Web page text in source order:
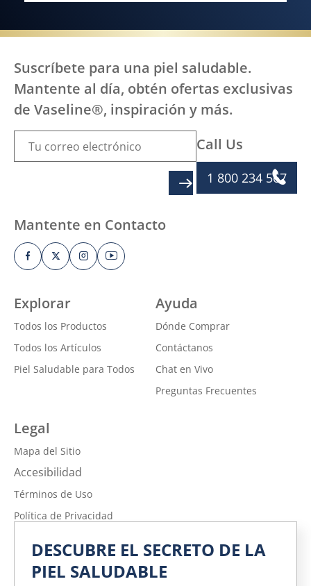
Explorar
Todos los Productos
Todos los Artículos
Piel Saludable para Todos
Ayuda
Dónde Comprar
Contáctanos
Chat en Vivo
Preguntas Frecuentes
Legal
Mapa del Sitio
Accesibilidad
Términos de Uso
Política de Privacidad
Política de Privacidad de la Información sobre la Salud del
Consumidor
Suscríbete para una piel saludable.
Mantente al día, obtén ofertas exclusivas
de Vaseline®, inspiración y más.
Call Us
1 800 234 567
Mantente en Contacto
DESCUBRE EL SECRETO DE LA
PIEL SALUDABLE